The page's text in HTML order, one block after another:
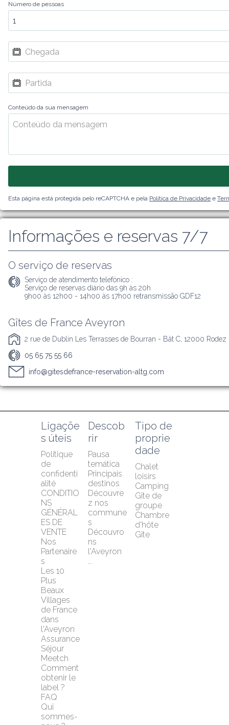
Número de pessoas
Conteúdo da sua mensagem
Esta página está protegida pelo reCAPTCHA e pela Política de Privacidade e
Informações e reservas 7/7
O serviço de reservas
Serviço de atendimento telefónico :
Serviço de reservas diário das 9h às 20h
9h00 às 12h00 - 14h00 às 17h00 retransmissão GDF12
Gîtes de France Aveyron
2 rue de Dublin Les Terrasses de Bourran - Bât C, 12000 Rodez
05 65 75 55 66
info@gitesdefrance-reservation-altg.com
Ligaçõe
s úteis
Politique
de
confidenti
alité
CONDITIO
NS
GÉNÉRAL
ES DE
VENTE
Nos
Partenaire
s
Les 10
Plus
Beaux
Villages
de France
dans
l'Aveyron
Assurance
Séjour
Meetch
Comment
obtenir le
label ?
FAQ
Qui
sommes-
Descob
rir
Pausa
temática
Principais
destinos
Découvre
z nos
commune
s
Découvro
ns
l'Aveyron
...
Tipo de
proprie
dade
Chalet
loisirs
Camping
Gîte de
groupe
Chambre
d'hôte
Gîte